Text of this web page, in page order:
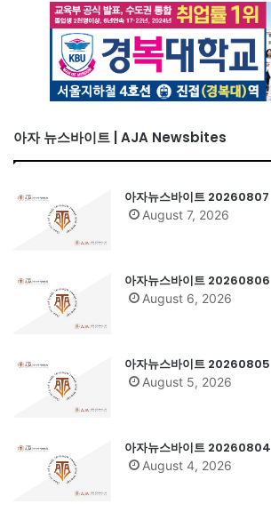
아자 뉴스바이트 | AJA Newsbites
아자뉴스바이트 20260807
August 7, 2026
아자뉴스바이트 20260806
August 6, 2026
아자뉴스바이트 20260805
August 5, 2026
아자뉴스바이트 20260804
August 4, 2026